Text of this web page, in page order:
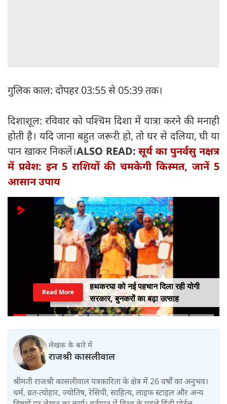
गुलिक काल: दोपहर 03:55 से 05:39 तक।
दिशाशूल: रविवार को पश्चिम दिशा में यात्रा करने की मनाही
होती है। यदि जाना बहुत जरूरी हो, तो घर से दलिया, घी या
पान खाकर निकलें।ALSO READ:सूर्य का पुनर्वसु नक्षत्र
में प्रवेश: इन 5 राशियों की चमकेगी किस्मत, जानें 5
आसान उपाय
हथकरघा को नई पहचान दिला रही योगी
सरकार, बुनकरों का बढ़ा उत्साह
Read More
लेखक के बारे में
राजश्री कासलीवाल
श्रीमती राजश्री कासलीवाल पत्रकारिता के क्षेत्र में 26 वर्षों का अनुभव।
धर्म, व्रत-त्योहार, ज्योतिष, रेसिपी, साहित्य, लाइफ स्टाइल और अन्य